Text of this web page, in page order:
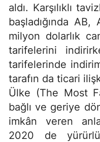
aldı. Karşılıklı
başladığında
milyon dolarlık
tarifelerini
tarifelerinde
tarafın da ticari
Ülke (The Most
bağlı ve geriye
imkân veren
2020 de